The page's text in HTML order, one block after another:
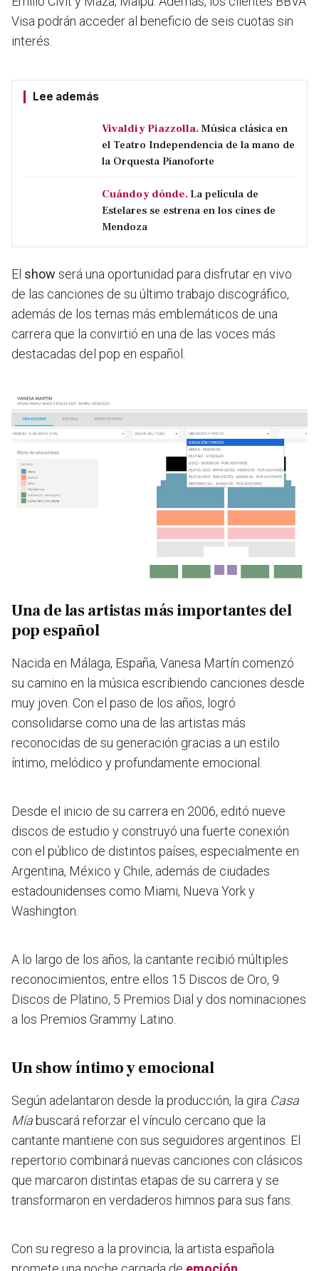
Visa podrán acceder al beneficio de seis cuotas sin
interés.
Lee además
Vivaldi y Piazzolla. Música clásica en
el Teatro Independencia de la mano de
la Orquesta Pianoforte
Cuándo y dónde. La película de
Estelares se estrena en los cines de
Mendoza
El show será una oportunidad para disfrutar en vivo
de las canciones de su último trabajo discográfico,
además de los temas más emblemáticos de una
carrera que la convirtió en una de las voces más
destacadas del pop en español.
Una de las artistas más importantes del
pop español
Nacida en Málaga, España, Vanesa Martín comenzó
su camino en la música escribiendo canciones desde
muy joven. Con el paso de los años, logró
consolidarse como una de las artistas más
reconocidas de su generación gracias a un estilo
íntimo, melódico y profundamente emocional.
Desde el inicio de su carrera en 2006, editó nueve
discos de estudio y construyó una fuerte conexión
con el público de distintos países, especialmente en
Argentina, México y Chile, además de ciudades
estadounidenses como Miami, Nueva York y
Washington.
A lo largo de los años, la cantante recibió múltiples
reconocimientos, entre ellos 15 Discos de Oro, 9
Discos de Platino, 5 Premios Dial y dos nominaciones
a los Premios Grammy Latino.
Un show íntimo y emocional
Según adelantaron desde la producción, la gira Casa
Mía buscará reforzar el vínculo cercano que la
cantante mantiene con sus seguidores argentinos. El
repertorio combinaránuevas canciones con clásicos
que marcaron distintas etapas de su carreray se
transformaron en verdaderos himnos para sus fans.
Con su regreso a la provincia, la artista española